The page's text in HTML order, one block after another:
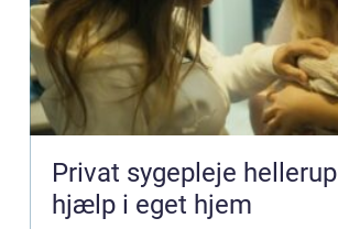
Privat sygepleje hellerup tryg
hjælp i eget hjem